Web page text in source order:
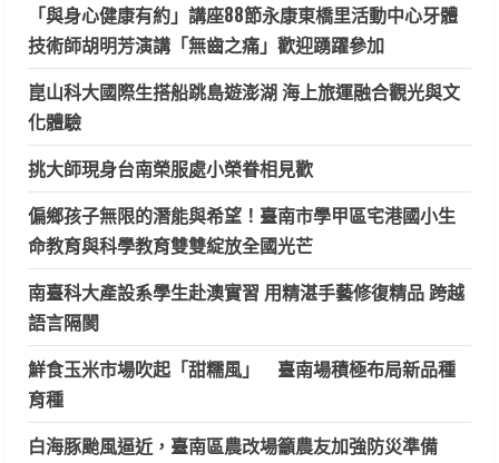
「與身心健康有約」講座88節永康東橋里活動中心牙體
技術師胡明芳演講「無齒之痛」歡迎踴躍參加
崑山科大國際生搭船跳島遊澎湖 海上旅運融合觀光與文
化體驗
挑大師現身台南榮服處小榮眷相見歡
偏鄉孩子無限的潛能與希望！臺南市學甲區宅港國小生
命教育與科學教育雙雙綻放全國光芒
南臺科大產設系學生赴澳實習 用精湛手藝修復精品 跨越
語言隔閡
鮮食玉米市場吹起「甜糯風」 臺南場積極布局新品種
育種
白海豚颱風逼近，臺南區農改場籲農友加強防災準備